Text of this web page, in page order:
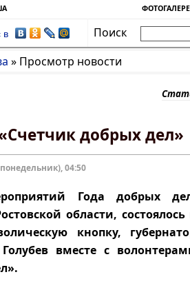
в
Поиск
» Просмотр новости
добрых дел»
04:50
Года добрых
области, состоялось
кнопку,
вместе с